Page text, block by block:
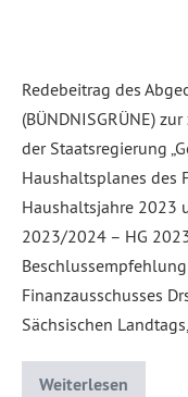
Redebeitrag des
(BÜNDNISGRÜNE)
der Staatsregierung
Haushaltsplanes des
Haushaltsjahre 2023
2023/2024 – HG
Finanzausschusses
Sächsischen
Weiterlesen